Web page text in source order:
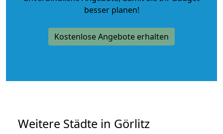
besser planen!
Kostenlose Angebote erhalten
Weitere Städte in Görlitz